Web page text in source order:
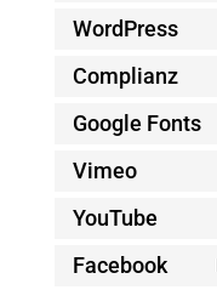
WordPress
Complianz
Google Fonts
Vimeo
YouTube
Facebook